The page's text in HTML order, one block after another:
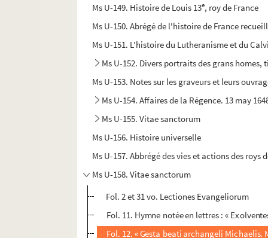
Ms U-149. Histoire de Louis 13e, roy de France
Ms U-150. Abrégé de l'histoire de France
Ms U-151. L'histoire du Lutheranisme et du
Ms U-152. Divers portraits des grans
Ms U-153. Notes sur les graveurs et leurs
Ms U-154. Affaires de la Régence. 13 may
Ms U-155. Vitae sanctorum
Ms U-156. Histoire universelle
Ms U-157. Abbrégé des vies et actions des roys
Ms U-158. Vitae sanctorum
Fol. 2 et 31 vo. Lectiones Evangeliorum
Fol. 11. Hymne notée en lettres : «
Fol. 12. « Gesta beati archangeli